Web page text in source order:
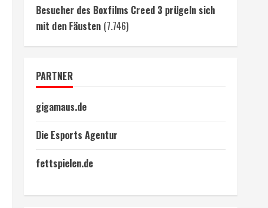
Besucher des Boxfilms Creed 3 prügeln sich
mit den Fäusten (7.746)
PARTNER
gigamaus.de
Die Esports Agentur
fettspielen.de